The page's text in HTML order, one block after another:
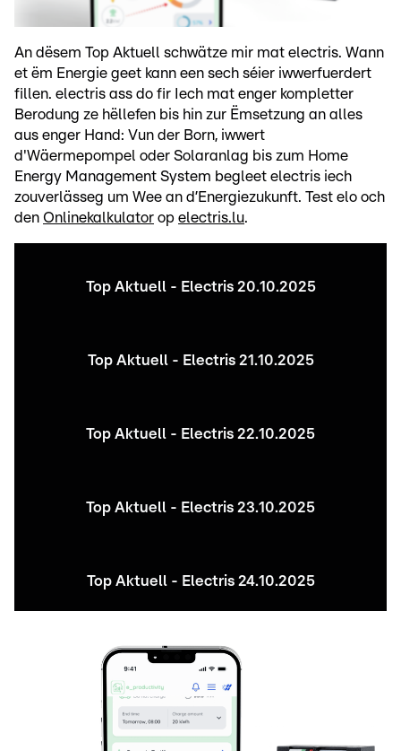
An dësem Top Aktuell schwätze mir mat electris. Wann
et ëm Energie geet kann een sech séier iwwerfuerdert
fillen. electris ass do fir Iech mat enger kompletter
Berodung ze hëllefen bis hin zur Ëmsetzung an alles
aus enger Hand: Vun der Born, iwwert
d'Wäermepompel oder Solaranlag bis zum Home
Energy Management System begleet electris iech
zouverlässeg um Wee an d’Energiezukunft. Test elo och
den Onlinekalkulator op electris.lu.
Top Aktuell - Electris 20.10.2025
Top Aktuell - Electris 21.10.2025
Top Aktuell - Electris 22.10.2025
Top Aktuell - Electris 23.10.2025
Top Aktuell - Electris 24.10.2025